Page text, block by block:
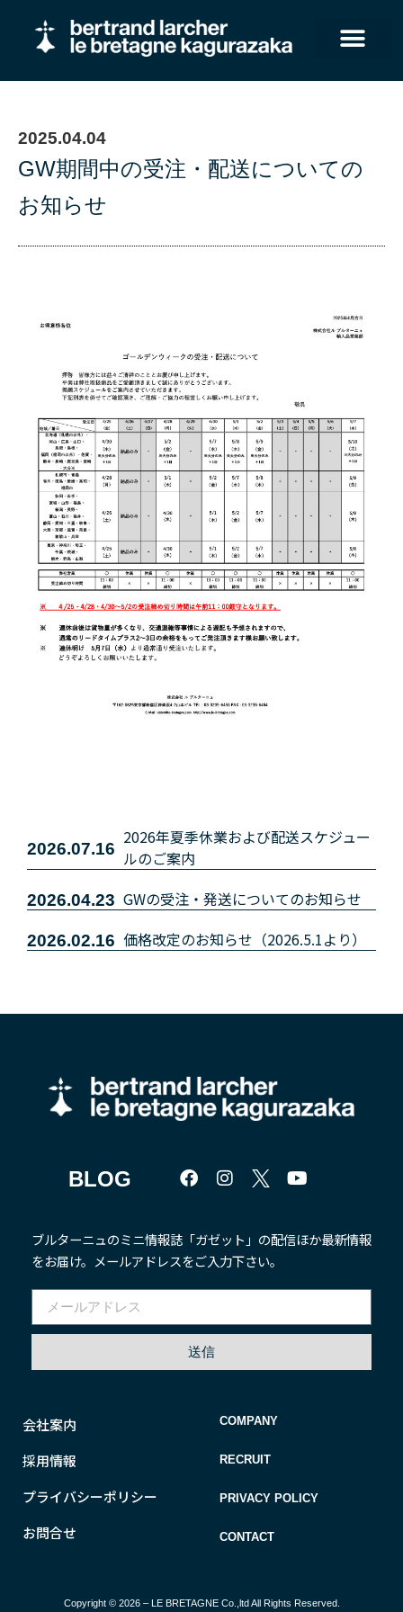
2025.04.04
GW期間中の受注・配送についての
お知らせ
2026.07.16
2026年夏季休業および配送スケジュー
ルのご案内
2026.04.23 GWの受注・発送についてのお知らせ
2026.02.16 価格改定のお知らせ（2026.5.1より）
BLOG
ブルターニュのミニ情報誌「ガゼット」の配信ほか最新情報
をお届け。メールアドレスをご入力下さい。
送信
会社案内
採用情報
プライバシーポリシー
お問合せ
COMPANY
RECRUIT
PRIVACY POLICY
CONTACT
Copyright © 2026 – LE BRETAGNE Co.,ltd All Rights Reserved.